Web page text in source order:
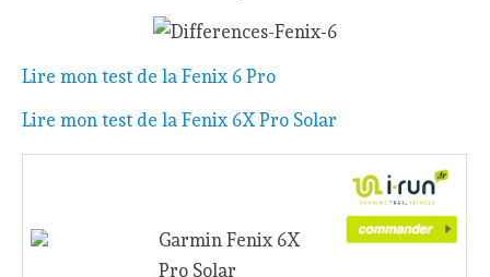
Lire mon test de la Fenix 6 Pro
Lire mon test de la Fenix 6X Pro Solar
Garmin Fenix 6X
Pro Solar